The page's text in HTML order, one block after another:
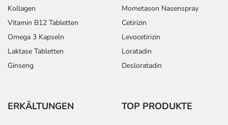
Kollagen
Vitamin B12 Tabletten
Omega 3 Kapseln
Laktase Tabletten
Ginseng
Mometason Nasenspray
Cetirizin
Levocetirizin
Loratadin
Desloratadin
ERKÄLTUNGEN TOP PRODUKTE